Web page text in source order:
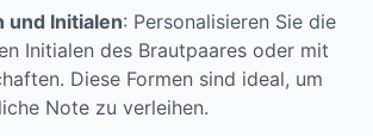
und Initialen: Personalisieren Sie die
Initialen des Brautpaares oder mit
Diese Formen sind ideal, um
Note zu verleihen.